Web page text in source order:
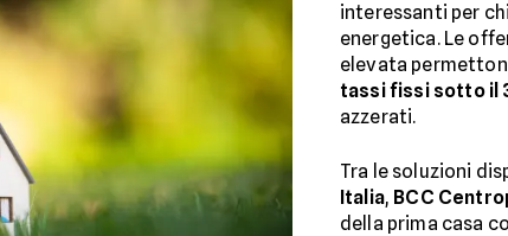
interessanti per
energetica. Le
elevata
tassi fissi sotto il
azzerati.
Tra le soluzioni
Italia, BCC
della prima casa